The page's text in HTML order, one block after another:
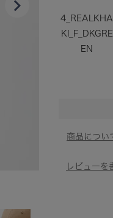
4_REALKHA
KI_F_DKGRE
EN